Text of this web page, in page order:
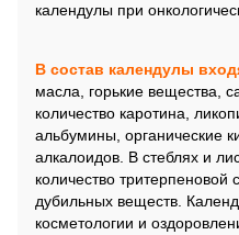
календулы при
В состав календулы
масла, горькие вещества,
количество каротина,
альбумины, органические
алкалоидов. В стеблях и
количество
дубильных веществ.
косметологии и